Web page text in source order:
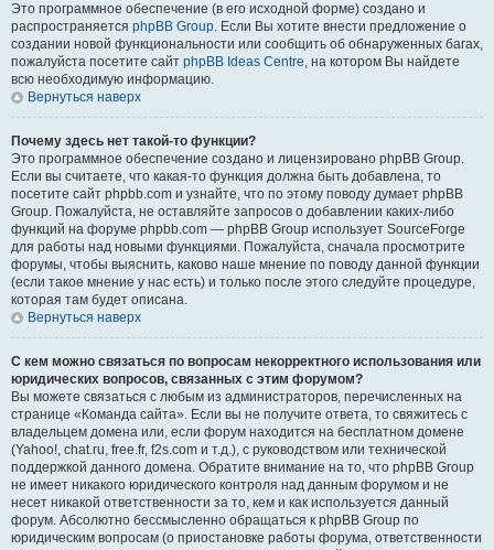
Это программное обеспечение (в его исходной форме) создано и
распространяется phpBB Group. Если Вы хотите внести предложение о
создании новой функциональности или сообщить об обнаруженных багах,
пожалуйста посетите сайт phpBB Ideas Centre, на котором Вы найдете
всю необходимую информацию.
Вернуться наверх
Почему здесь нет такой-то функции?
Это программное обеспечение создано и лицензировано phpBB Group.
Если вы считаете, что какая-то функция должна быть добавлена, то
посетите сайт phpbb.com и узнайте, что по этому поводу думает phpBB
Group. Пожалуйста, не оставляйте запросов о добавлении каких-либо
функций на форуме phpbb.com — phpBB Group использует SourceForge
для работы над новыми функциями. Пожалуйста, сначала просмотрите
форумы, чтобы выяснить, каково наше мнение по поводу данной функции
(если такое мнение у нас есть) и только после этого следуйте процедуре,
которая там будет описана.
Вернуться наверх
С кем можно связаться по вопросам некорректного использования или
юридических вопросов, связанных с этим форумом?
Вы можете связаться с любым из администраторов, перечисленных на
странице «Команда сайта». Если вы не получите ответа, то свяжитесь с
владельцем домена или, если форум находится на бесплатном домене
(Yahoo!, chat.ru, free.fr, f2s.com и т.д.), с руководством или технической
поддержкой данного домена. Обратите внимание на то, что phpBB Group
не имеет никакого юридического контроля над данным форумом и не
несет никакой ответственности за то, кем и как используется данный
форум. Абсолютно бессмысленно обращаться к phpBB Group по
юридическим вопросам (о приостановке работы форума, ответственности